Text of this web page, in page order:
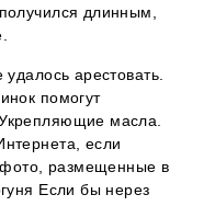
длинным,
арестовать.
помогут
масла.
если
фото, размещенные в
Если бы нерез